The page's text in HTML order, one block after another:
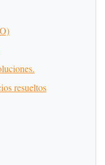
resueltos